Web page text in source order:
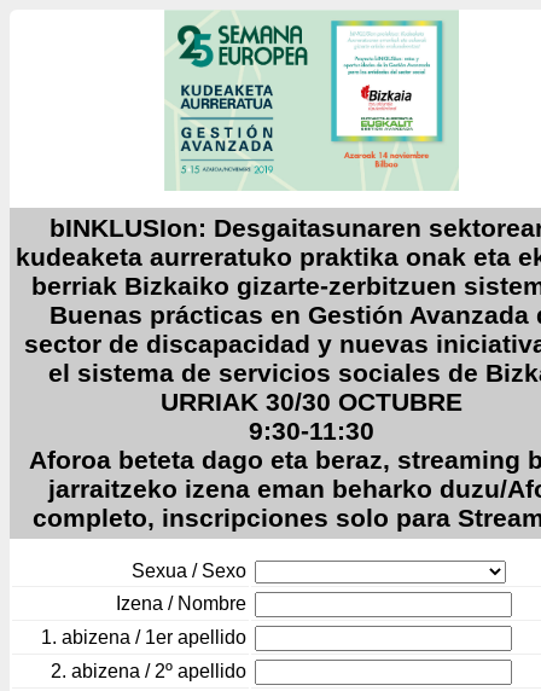
bINKLUSIon: Desgaitasunaren
kudeaketa aurreratuko praktika onak eta
berriak Bizkaiko gizarte-zerbitzuen
Buenas prácticas en Gestión Avanzada
sector de discapacidad y nuevas
el sistema de servicios sociales de
URRIAK 30/30 OCTUBRE
9:30-11:30
Aforoa beteta dago eta beraz, streaming
jarraitzeko izena eman beharko duzu/
completo, inscripciones solo para
Sexua / Sexo
Izena / Nombre
1. abizena / 1er apellido
2. abizena / 2º apellido